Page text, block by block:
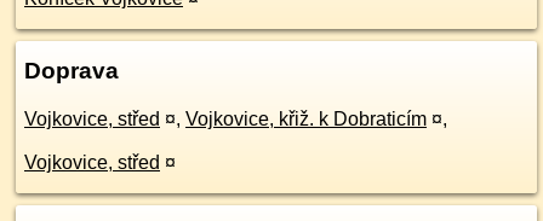
Doprava
Vojkovice, střed ¤, Vojkovice, křiž. k Dobraticím ¤,
Vojkovice, střed ¤